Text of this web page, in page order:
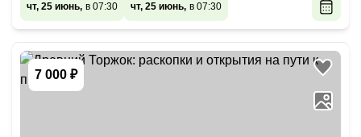
чт, 25 июнь, в 07:30 чт, 25 июнь, в 07:30
7 000 ₽